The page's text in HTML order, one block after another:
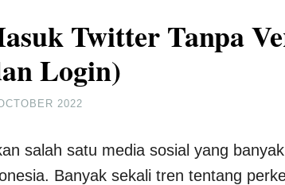
Twitter Tanpa
Login)
2022
salah satu media sosial yang
Banyak sekali tren tentang